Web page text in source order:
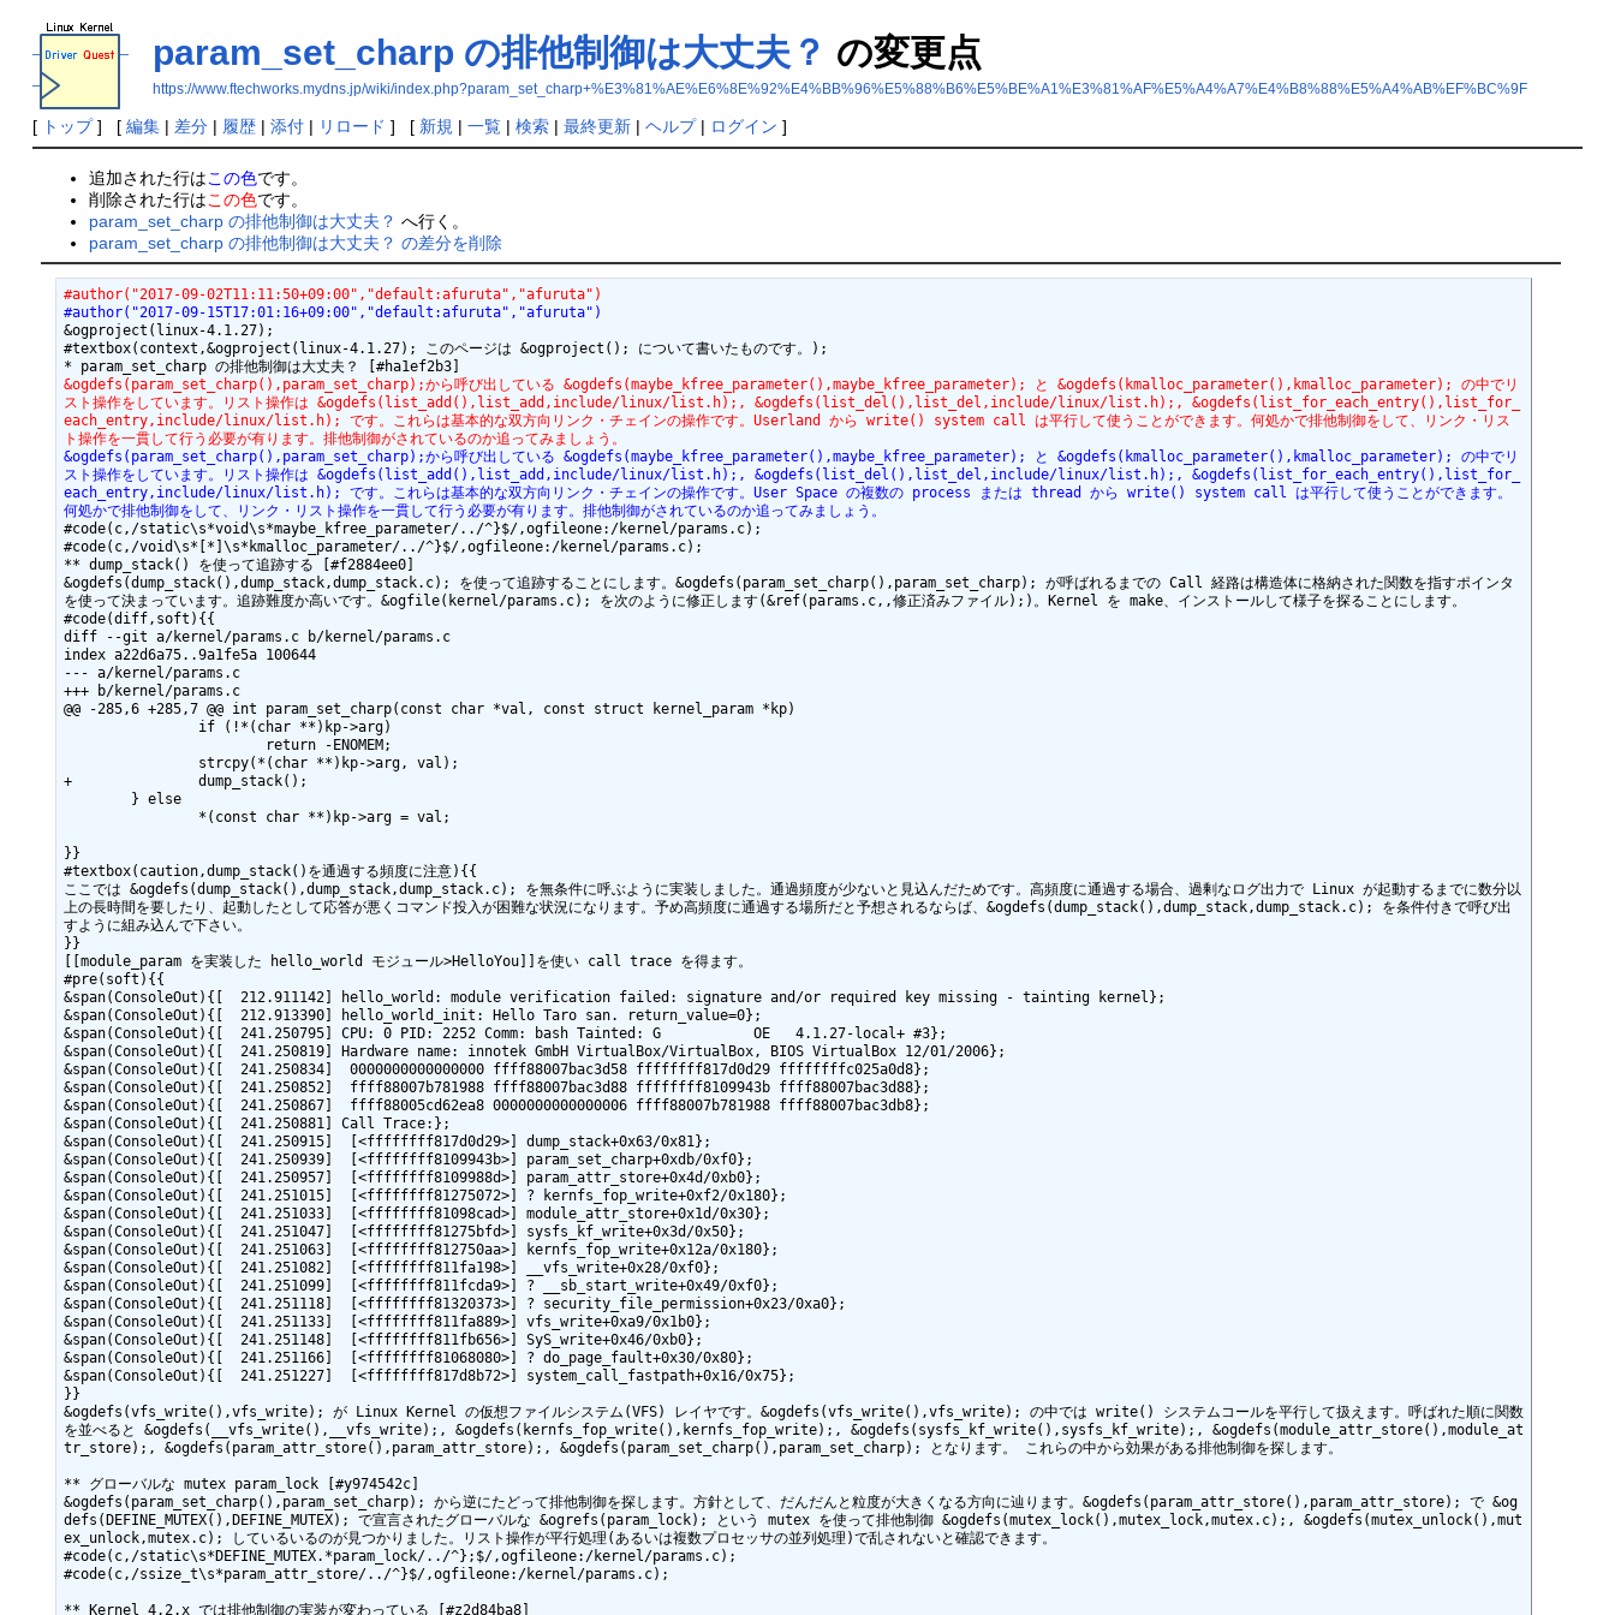
param_set_charp の排他制御は大丈夫？ の変更点
https://www.ftechworks.mydns.jp/wiki/index.php?param_set_charp+%E3%81%AE%E6%8E%92%E4%BB%96%E5%88%B6%E5%BE%A1%E3%81%AF%E5%A4%A7%E4%B8%88%E5%A4%AB%EF%BC%9F
[ トップ] [ 編集| 差分| 履歴| 添付| リロード ] [ 新規 | 一覧| 検索| 最終更新| ヘルプ| ログイン ]
追加された行はこの色です。
削除された行はこの色です。
param_set_charp の排他制御は大丈夫？ へ行く。
param_set_charp の排他制御は大丈夫？ の差分を削除
#author("2017-09-02T11:11:50+09:00","default:afuruta","afuruta")
#author("2017-09-15T17:01:16+09:00","default:afuruta","afuruta")
&ogproject(linux-4.1.27);
#textbox(context,&ogproject(linux-4.1.27); このページは &ogproject(); について書いたものです。);
&ogdefs(param_set_charp(),param_set_charp);から呼び出している &ogdefs(maybe_kfree_parameter(),maybe_kfree_parameter); と &ogdefs(kmalloc_parameter(),kmalloc_parameter); の中でリ
スト操作をしています。リスト操作は &ogdefs(list_add(),list_add,include/linux/list.h);, &ogdefs(list_del(),list_del,include/linux/list.h);, &ogdefs(list_for_each_entry(),list_for_
each_entry,include/linux/list.h); です。これらは基本的な双方向リンク・チェインの操作です。Userland から write() system call は平行して使うことができます。何処かで排他制御をして、リンク・リス
ト操作を一貫して行う必要が有ります。排他制御がされているのか追ってみましょう。
&ogdefs(param_set_charp(),param_set_charp);から呼び出している &ogdefs(maybe_kfree_parameter(),maybe_kfree_parameter); と &ogdefs(kmalloc_parameter(),kmalloc_parameter); の中でリ
スト操作をしています。リスト操作は &ogdefs(list_add(),list_add,include/linux/list.h);, &ogdefs(list_del(),list_del,include/linux/list.h);, &ogdefs(list_for_each_entry(),list_for_
each_entry,include/linux/list.h); です。これらは基本的な双方向リンク・チェインの操作です。User Space の複数の process または thread から write() system call は平行して使うことができます。
何処かで排他制御をして、リンク・リスト操作を一貫して行う必要が有ります。排他制御がされているのか追ってみましょう。
#code(c,/static\s*void\s*maybe_kfree_parameter/../^}$/,ogfileone:/kernel/params.c);
#code(c,/void\s*[*]\s*kmalloc_parameter/../^}$/,ogfileone:/kernel/params.c);
** dump_stack() を使って追跡する [#f2884ee0]
&ogdefs(dump_stack(),dump_stack,dump_stack.c); を使って追跡することにします。&ogdefs(param_set_charp(),param_set_charp); が呼ばれるまでの Call 経路は構造体に格納された関数を指すポインタ
を使って決まっています。追跡難度か高いです。&ogfile(kernel/params.c); を次のように修正します(&ref(params.c,,修正済みファイル);)。Kernel を make、インストールして様子を探ることにします。
#code(diff,soft){{
diff --git a/kernel/params.c b/kernel/params.c
index a22d6a75..9a1fe5a 100644
--- a/kernel/params.c
+++ b/kernel/params.c
@@ -285,6 +285,7 @@ int param_set_charp(const char *val, const struct kernel_param *kp)
+               dump_stack();
}}
#textbox(caution,dump_stack()を通過する頻度に注意){{
ここでは &ogdefs(dump_stack(),dump_stack,dump_stack.c); を無条件に呼ぶように実装しました。通過頻度が少ないと見込んだためです。高頻度に通過する場合、過剰なログ出力で Linux が起動するまでに数分以
上の長時間を要したり、起動したとして応答が悪くコマンド投入が困難な状況になります。予め高頻度に通過する場所だと予想されるならば、&ogdefs(dump_stack(),dump_stack,dump_stack.c); を条件付きで呼び出
すように組み込んで下さい。
}}
[[module_param を実装した hello_world モジュール>HelloYou]]を使い call trace を得ます。
#pre(soft){{
&span(ConsoleOut){[  212.911142] hello_world: module verification failed: signature and/or required key missing - tainting kernel};
&span(ConsoleOut){[  212.913390] hello_world_init: Hello Taro san. return_value=0};
&span(ConsoleOut){[  241.250795] CPU: 0 PID: 2252 Comm: bash Tainted: G           OE   4.1.27-local+ #3};
&span(ConsoleOut){[  241.250819] Hardware name: innotek GmbH VirtualBox/VirtualBox, BIOS VirtualBox 12/01/2006};
&span(ConsoleOut){[  241.250834]  0000000000000000 ffff88007bac3d58 ffffffff817d0d29 ffffffffc025a0d8};
&span(ConsoleOut){[  241.250852]  ffff88007b781988 ffff88007bac3d88 ffffffff8109943b ffff88007bac3d88};
&span(ConsoleOut){[  241.250867]  ffff88005cd62ea8 0000000000000006 ffff88007b781988 ffff88007bac3db8};
&span(ConsoleOut){[  241.250881] Call Trace:};
&span(ConsoleOut){[  241.250915]  [<ffffffff817d0d29>] dump_stack+0x63/0x81};
&span(ConsoleOut){[  241.250939]  [<ffffffff8109943b>] param_set_charp+0xdb/0xf0};
&span(ConsoleOut){[  241.250957]  [<ffffffff8109988d>] param_attr_store+0x4d/0xb0};
&span(ConsoleOut){[  241.251015]  [<ffffffff81275072>] ? kernfs_fop_write+0xf2/0x180};
&span(ConsoleOut){[  241.251033]  [<ffffffff81098cad>] module_attr_store+0x1d/0x30};
&span(ConsoleOut){[  241.251047]  [<ffffffff81275bfd>] sysfs_kf_write+0x3d/0x50};
&span(ConsoleOut){[  241.251063]  [<ffffffff812750aa>] kernfs_fop_write+0x12a/0x180};
&span(ConsoleOut){[  241.251082]  [<ffffffff811fa198>] __vfs_write+0x28/0xf0};
&span(ConsoleOut){[  241.251099]  [<ffffffff811fcda9>] ? __sb_start_write+0x49/0xf0};
&span(ConsoleOut){[  241.251118]  [<ffffffff81320373>] ? security_file_permission+0x23/0xa0};
&span(ConsoleOut){[  241.251133]  [<ffffffff811fa889>] vfs_write+0xa9/0x1b0};
&span(ConsoleOut){[  241.251148]  [<ffffffff811fb656>] SyS_write+0x46/0xb0};
&span(ConsoleOut){[  241.251166]  [<ffffffff81068080>] ? do_page_fault+0x30/0x80};
&span(ConsoleOut){[  241.251227]  [<ffffffff817d8b72>] system_call_fastpath+0x16/0x75};
}}
&ogdefs(vfs_write(),vfs_write); が Linux Kernel の仮想ファイルシステム(VFS) レイヤです。&ogdefs(vfs_write(),vfs_write); の中では write() システムコールを平行して扱えます。呼ばれた順に関数
を並べると &ogdefs(__vfs_write(),__vfs_write);, &ogdefs(kernfs_fop_write(),kernfs_fop_write);, &ogdefs(sysfs_kf_write(),sysfs_kf_write);, &ogdefs(module_attr_store(),module_at
tr_store);, &ogdefs(param_attr_store(),param_attr_store);, &ogdefs(param_set_charp(),param_set_charp); となります。 これらの中から効果がある排他制御を探します。
** グローバルな mutex param_lock [#y974542c]
&ogdefs(param_set_charp(),param_set_charp); から逆にたどって排他制御を探します。方針として、だんだんと粒度が大きくなる方向に辿ります。&ogdefs(param_attr_store(),param_attr_store); で &og
defs(DEFINE_MUTEX(),DEFINE_MUTEX); で宣言されたグローバルな &ogrefs(param_lock); という mutex を使って排他制御 &ogdefs(mutex_lock(),mutex_lock,mutex.c);, &ogdefs(mutex_unlock(),mut
ex_unlock,mutex.c); しているいるのが見つかりました。リスト操作が平行処理(あるいは複数プロセッサの並列処理)で乱されないと確認できます。
#code(c,/static\s*DEFINE_MUTEX.*param_lock/../^};$/,ogfileone:/kernel/params.c);
#code(c,/ssize_t\s*param_attr_store/../^}$/,ogfileone:/kernel/params.c);
** Kernel 4.2.x では排他制御の実装が変わっている [#z2d84ba8]